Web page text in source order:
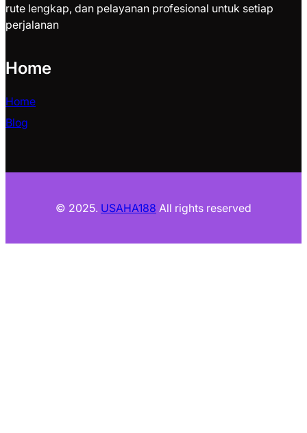
rute lengkap, dan pelayanan profesional untuk setiap
perjalanan
Home
Home
Blog
© 2025. USAHA188 All rights reserved